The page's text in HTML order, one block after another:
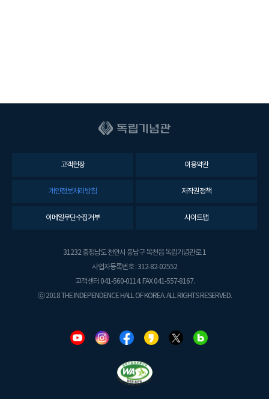
고객헌장 이용약관
개인정보처리방침 저작권정책
이메일무단수집거부 사이트맵
31232 충청남도 천안시 동남구 목천읍 독립기념관로 1
사업자등록번호 : 312-82-02552
고객센터 041-560-0114. FAX 041-557-8167.
ⓒ 2018 THE INDEPENDENCE HALL OF KOREA. ALL RIGHTS RESERVED.